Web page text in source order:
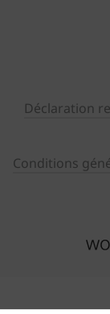
Déclaration
Conditions